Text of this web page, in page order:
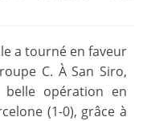
a tourné en faveur
C. À San Siro,
opération en
(1-0), grâce à